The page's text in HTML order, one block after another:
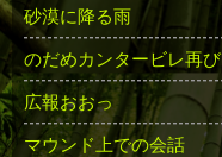
砂漠に降る雨
のだめカンタービレ再び
広報おおっ
マウンド上での会話